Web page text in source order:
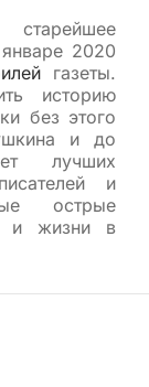
2020
газеты.
историю
без этого
и до
лучших
и
острые
и жизни в